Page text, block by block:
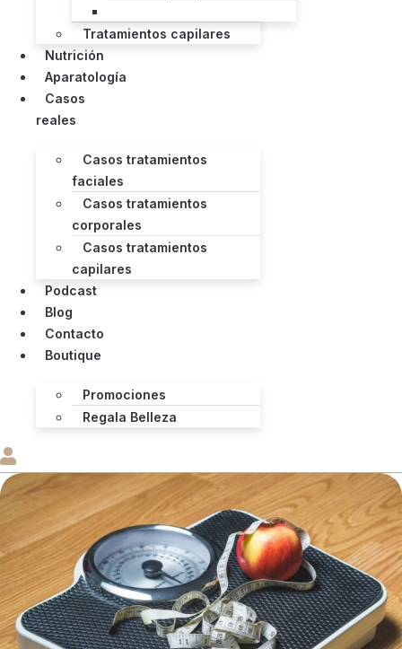
Tratamientos capilares
Nutrición
Aparatología
Casos
reales
Casos tratamientos
faciales
Casos tratamientos
corporales
Casos tratamientos
capilares
Podcast
Blog
Contacto
Boutique
Promociones
Regala Belleza